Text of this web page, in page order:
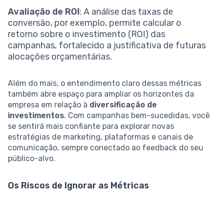
Avaliação de ROI: A análise das taxas de
conversão, por exemplo, permite calcular o
retorno sobre o investimento (ROI) das
campanhas, fortalecido a justificativa de futuras
alocações orçamentárias.
Além do mais, o entendimento claro dessas métricas
também abre espaço para ampliar os horizontes da
empresa em relação à diversificação de
investimentos. Com campanhas bem-sucedidas, você
se sentirá mais confiante para explorar novas
estratégias de marketing, plataformas e canais de
comunicação, sempre conectado ao feedback do seu
público-alvo.
Os Riscos de Ignorar as Métricas